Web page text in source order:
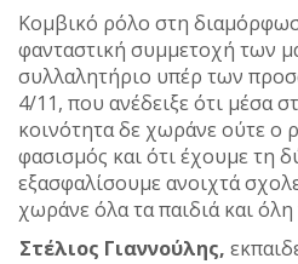
Κομβικό ρόλο στη
φανταστική συμμετοχή των
συλλαλητήριο υπέρ των
4/11, που ανέδειξε ότι μέσα
κοινότητα δε χωράνε ούτε ο
φασισμός και ότι έχουμε τη
εξασφαλίσουμε ανοιχτά
χωράνε όλα τα παιδιά και
Στέλιος Γιαννούλης,